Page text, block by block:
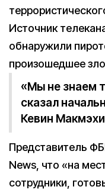
Источник
обнаружили
произошедшее
«Мы не знаем
сказал
Кевин
Представитель
News, что «на
сотрудники,